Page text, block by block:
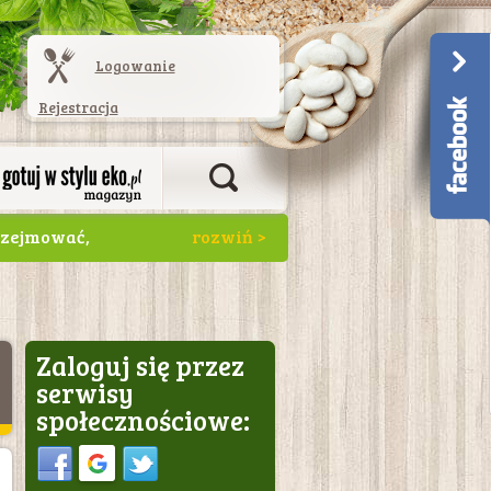
Logowanie
Rejestracja
byłoby zjeść
odpowiada
bananów
marchew.
Zaloguj się przez
serwisy
społecznościowe:
Sign in